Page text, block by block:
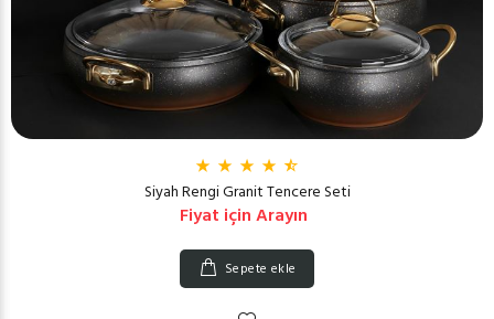
Siyah Rengi Granit Tencere Seti
Fiyat için Arayın
Sepete ekle